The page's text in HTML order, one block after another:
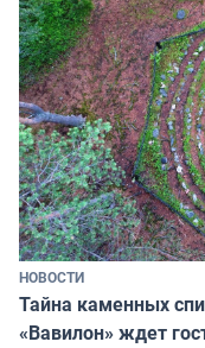
НОВОСТИ
Тайна каменных
«Вавилон» ждет